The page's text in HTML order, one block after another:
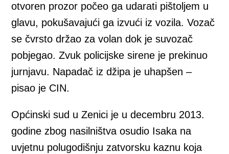
otvoren prozor počeo ga udarati pištoljem u
glavu, pokušavajući ga izvući iz vozila. Vozač
se čvrsto držao za volan dok je suvozač
pobjegao. Zvuk policijske sirene je prekinuo
jurnjavu. Napadač iz džipa je uhapšen –
pisao je CIN.
Općinski sud u Zenici je u decembru 2013.
godine zbog nasilništva osudio Isaka na
uvjetnu polugodišnju zatvorsku kaznu koja